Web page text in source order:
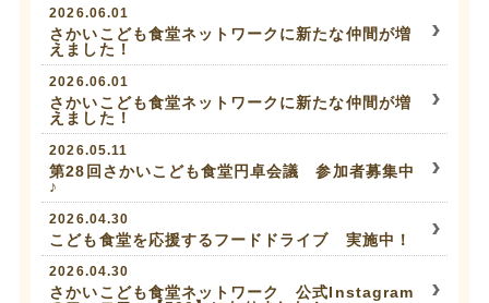
2026.06.01
さかいこども食堂ネットワークに新たな仲間が増
えました！
2026.06.01
さかいこども食堂ネットワークに新たな仲間が増
えました！
2026.05.11
第28回さかいこども食堂円卓会議 参加者募集中
♪
2026.04.30
こども食堂を応援するフードドライブ 実施中！
2026.04.30
さかいこども食堂ネットワーク 公式Instagram